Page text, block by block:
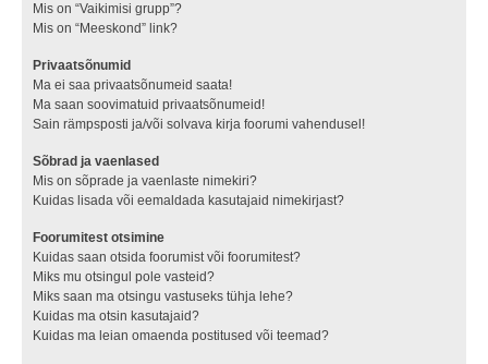
Mis on “Vaikimisi grupp”?
Mis on “Meeskond” link?
Privaatsõnumid
Ma ei saa privaatsõnumeid saata!
Ma saan soovimatuid privaatsõnumeid!
Sain rämpsposti ja/või solvava kirja foorumi vahendusel!
Sõbrad ja vaenlased
Mis on sõprade ja vaenlaste nimekiri?
Kuidas lisada või eemaldada kasutajaid nimekirjast?
Foorumitest otsimine
Kuidas saan otsida foorumist või foorumitest?
Miks mu otsingul pole vasteid?
Miks saan ma otsingu vastuseks tühja lehe?
Kuidas ma otsin kasutajaid?
Kuidas ma leian omaenda postitused või teemad?